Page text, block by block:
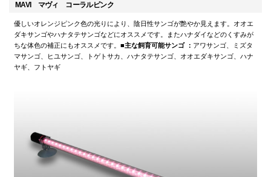
MAVI マヴィ コーラルピンク
優しいオレンジピンク色の光りにより、陰日性サンゴが艶やか見えます。オオエ
ダキサンゴやハナタテサンゴなどにオススメです。またハナダイなどのくすみが
ちな体色の補正にもオススメです。■主な飼育可能サンゴ ： アワサンゴ、ミズタ
マサンゴ、ヒユサンゴ、トゲトサカ、ハナタテサンゴ、オオエダキサンゴ、ハナ
ヤギ、フトヤギ